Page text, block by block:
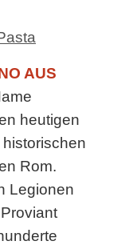
AUS
heutigen
Rom.
Legionen